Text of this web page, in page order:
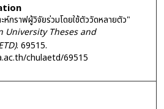
ห์กราฟผู้วิจัยร่วมโดยใช้ตัววัดหลายตัว"
University Theses and
. 69515.
chulaetd/69515